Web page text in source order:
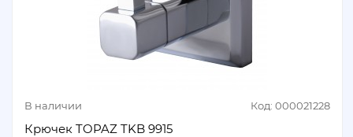
В наличии Код: 000021228
Крючек TOPAZ TKB 9915